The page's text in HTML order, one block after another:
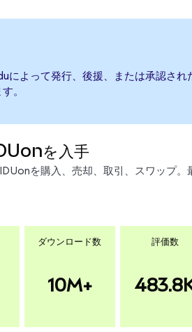
によって発行、後援、または承認さ
。
を入手
を購入、売却、取引、スワップ。
ダウンロード数
10M+
評価数